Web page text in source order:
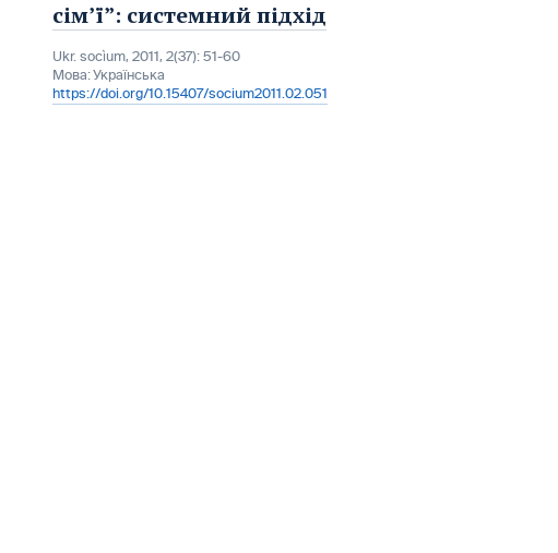
сім’ї”: системний підхід
Ukr. socìum, 2011, 2(37): 51-60
Мова:Українська
https://doi.org/10.15407/socium2011.02.051